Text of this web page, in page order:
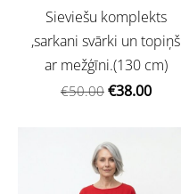
Sieviešu komplekts
,sarkani svārki un topiņš
ar mežģīni.(130 cm)
€50.00 €38.00